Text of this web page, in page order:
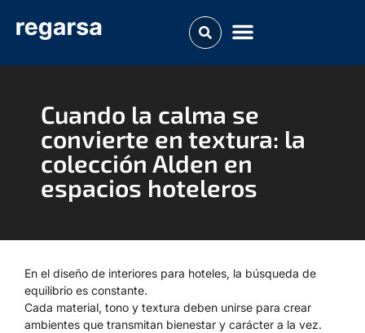
Cuando la calma se
convierte en textura: la
colección Alden en
espacios hoteleros
En el diseño de interiores para hoteles, la búsqueda de
equilibrio es constante.
Cada material, tono y textura deben unirse para crear
ambientes que transmitan bienestar y carácter a la vez.